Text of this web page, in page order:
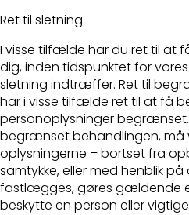
Ret til sletning
I visse tilfælde har du ret til at
dig, inden tidspunktet for
sletning indtræffer. Ret til
har i visse tilfælde ret til at få
personoplysninger
begrænset behandlingen, må
oplysningerne – bortset fra
samtykke, eller med henblik på
fastlægges, gøres gældende
beskytte en person eller